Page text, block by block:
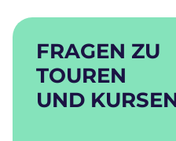
FRAGEN ZU
TOUREN
UND